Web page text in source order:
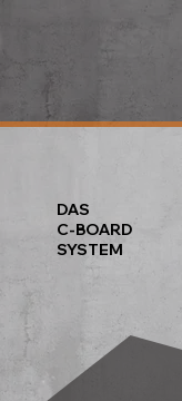
DAS
C-BOARD
SYSTEM